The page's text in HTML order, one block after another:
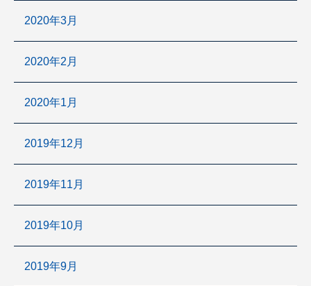
2020年3月
2020年2月
2020年1月
2019年12月
2019年11月
2019年10月
2019年9月